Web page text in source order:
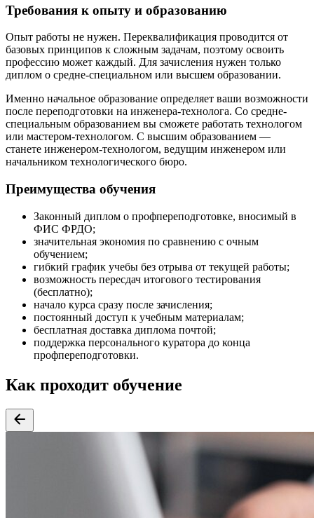
Требования к опыту и образованию
Опыт работы не нужен. Переквалификация проводится от
базовых принципов к сложным задачам, поэтому освоить
профессию может каждый. Для зачисления нужен только
диплом о средне-специальном или высшем образовании.
Именно начальное образование определяет ваши возможности
после переподготовки на инженера-технолога. Со средне-
специальным образованием вы сможете работать технологом
или мастером-технологом. С высшим образованием —
станете инженером-технологом, ведущим инженером или
начальником технологического бюро.
Преимущества обучения
Законный диплом о профпереподготовке, вносимый в
ФИС ФРДО;
значительная экономия по сравнению с очным
обучением;
гибкий график учебы без отрыва от текущей работы;
возможность пересдач итогового тестирования
(бесплатно);
начало курса сразу после зачисления;
постоянный доступ к учебным материалам;
бесплатная доставка диплома почтой;
поддержка персонального куратора до конца
профпереподготовки.
Как проходит обучение